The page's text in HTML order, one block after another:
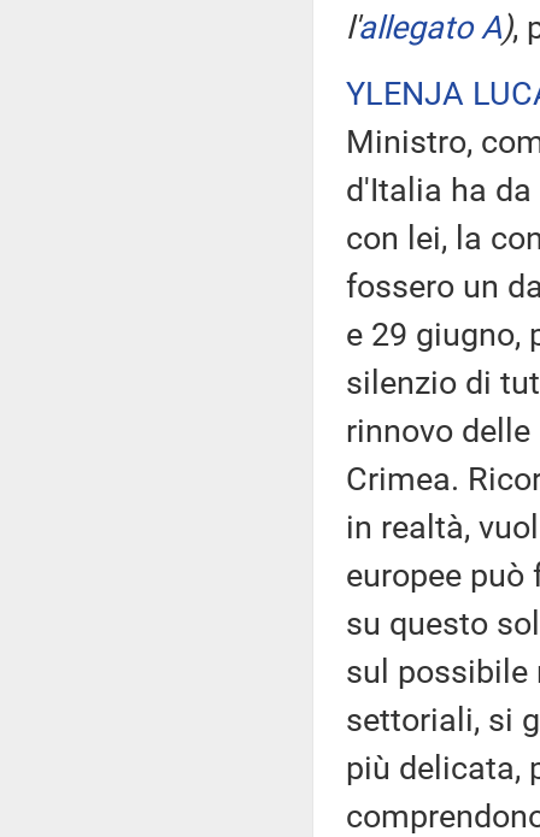
l'allegato A),
YLENJA
Ministro,
d'Italia ha
con lei, la
fossero un
e 29 giugno,
silenzio di
rinnovo
Crimea.
in realtà,
europee può
su questo
sul possibile
settoriali, si
più delicata,